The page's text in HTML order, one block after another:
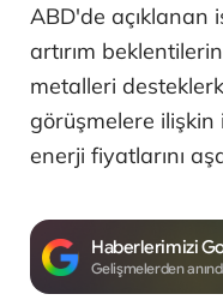
ABD'de açıklanan
artırım
metalleri
görüşmelere
enerji fiyatlarını
Haberlerimizi
Gelişmelerden